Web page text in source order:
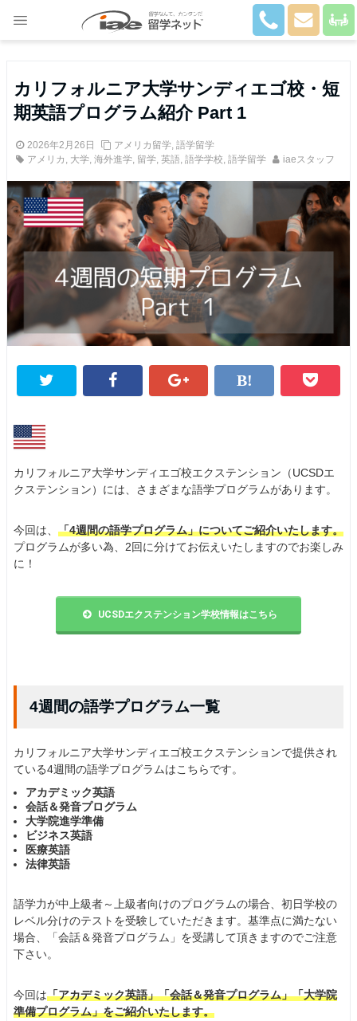
カリフォルニア大学サンディエゴ校・短
期英語プログラム紹介 Part 1
2026年2月26日 アメリカ留学, 語学留学
アメリカ , 大学, 海外進学, 留学, 英語, 語学学校, 語学留学 iaeスタッフ
カリフォルニア大学サンディエゴ校エクステンション（UCSDエ
クステンション）には、さまざまな語学プログラムがあります。
今回は、 「4週間の語学プログラム」についてご紹介いたします。
プログラムが多い為、2回に分けてお伝えいたしますのでお楽しみ
に！
UCSDエクステンション学校情報はこちら
4週間の語学プログラム一覧
カリフォルニア大学サンディエゴ校エクステンションで提供され
ている4週間の語学プログラムはこちらです。
アカデミック英語
会話＆発音プログラム
大学院進学準備
ビジネス英語
医療英語
法律英語
語学力が中上級者～上級者向けのプログラムの場合、初日学校の
レベル分けのテストを受験していただきます。基準点に満たない
場合、「会話＆発音プログラム」を受講して頂きますのでご注意
下さい。
今回は「アカデミック英語」「会話＆発音プログラム」「大学院
準備プログラム」をご紹介いたします。